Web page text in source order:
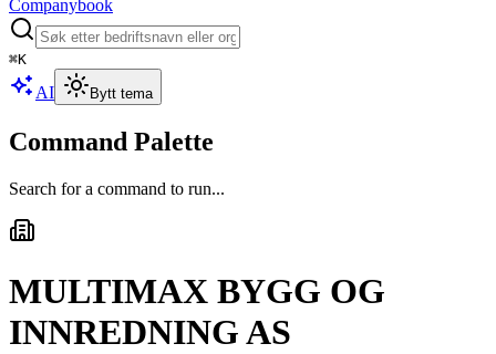
Companybook
⌘K
AI Bytt tema
Command Palette
Search for a command to run...
MULTIMAX BYGG OG
INNREDNING AS